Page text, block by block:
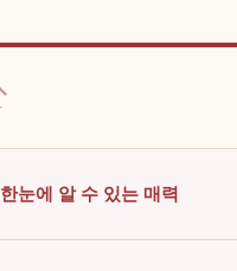
한눈에 알 수 있는 매력